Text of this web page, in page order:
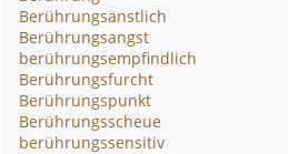
Berührungsänstlich
Berührungsangst
berührungsempfindlich
Berührungsfurcht
Berührungspunkt
Berührungsscheue
berührungssensitiv